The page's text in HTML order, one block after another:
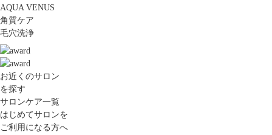
AQUA VENUS
角質ケア
毛穴洗浄
お近くのサロン
を探す
サロンケア一覧
はじめてサロンを
ご利用になる方へ